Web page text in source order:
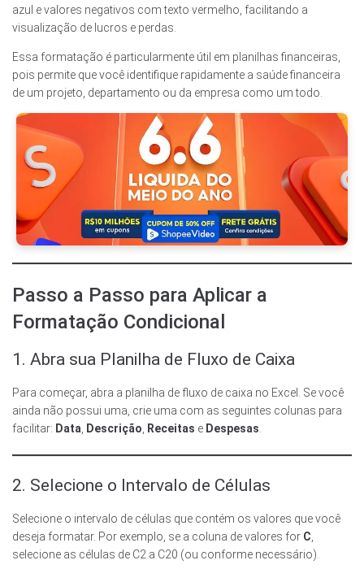
azul e valores negativos com texto vermelho, facilitando a
visualização de lucros e perdas.
Essa formatação é particularmente útil em planilhas financeiras,
pois permite que você identifique rapidamente a saúde financeira
de um projeto, departamento ou da empresa como um todo.
Passo a Passo para Aplicar a
Formatação Condicional
1. Abra sua Planilha de Fluxo de Caixa
Para começar, abra a planilha de fluxo de caixa no Excel. Se você
ainda não possui uma, crie uma com as seguintes colunas para
facilitar: Data, Descrição, Receitas e Despesas.
2. Selecione o Intervalo de Células
Selecione o intervalo de células que contém os valores que você
deseja formatar. Por exemplo, se a coluna de valores for C,
selecione as células de C2 a C20 (ou conforme necessário).